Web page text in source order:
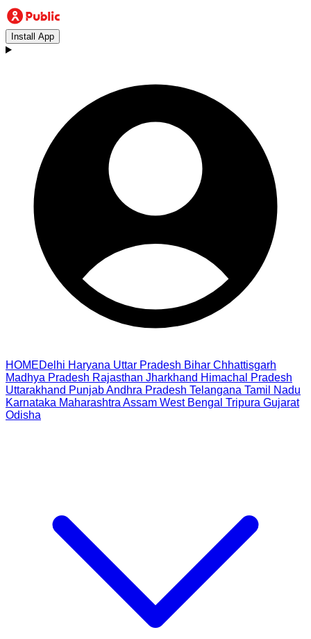
Install App
HOMEDelhi Haryana Uttar Pradesh Bihar Chhattisgarh
Madhya Pradesh Rajasthan Jharkhand Himachal Pradesh
Uttarakhand PunjabAndhra Pradesh Telangana Tamil Nadu
Karnataka Maharashtra Assam West Bengal Tripura Gujarat
Odisha